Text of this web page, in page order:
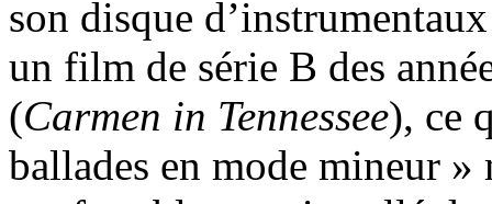
son disque
un film de série B des
(Carmen in Tennessee), ce
ballades en mode mineur